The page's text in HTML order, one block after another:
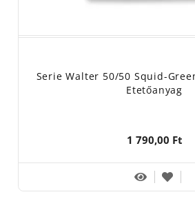
Serie Walter 50/50 Squid-
Etetőanyag
1 790,00 Ft